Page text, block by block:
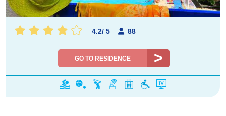
4.2/ 5 88
GO TO RESIDENCE